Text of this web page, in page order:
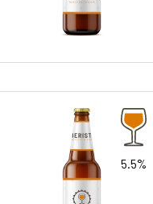
5.5%